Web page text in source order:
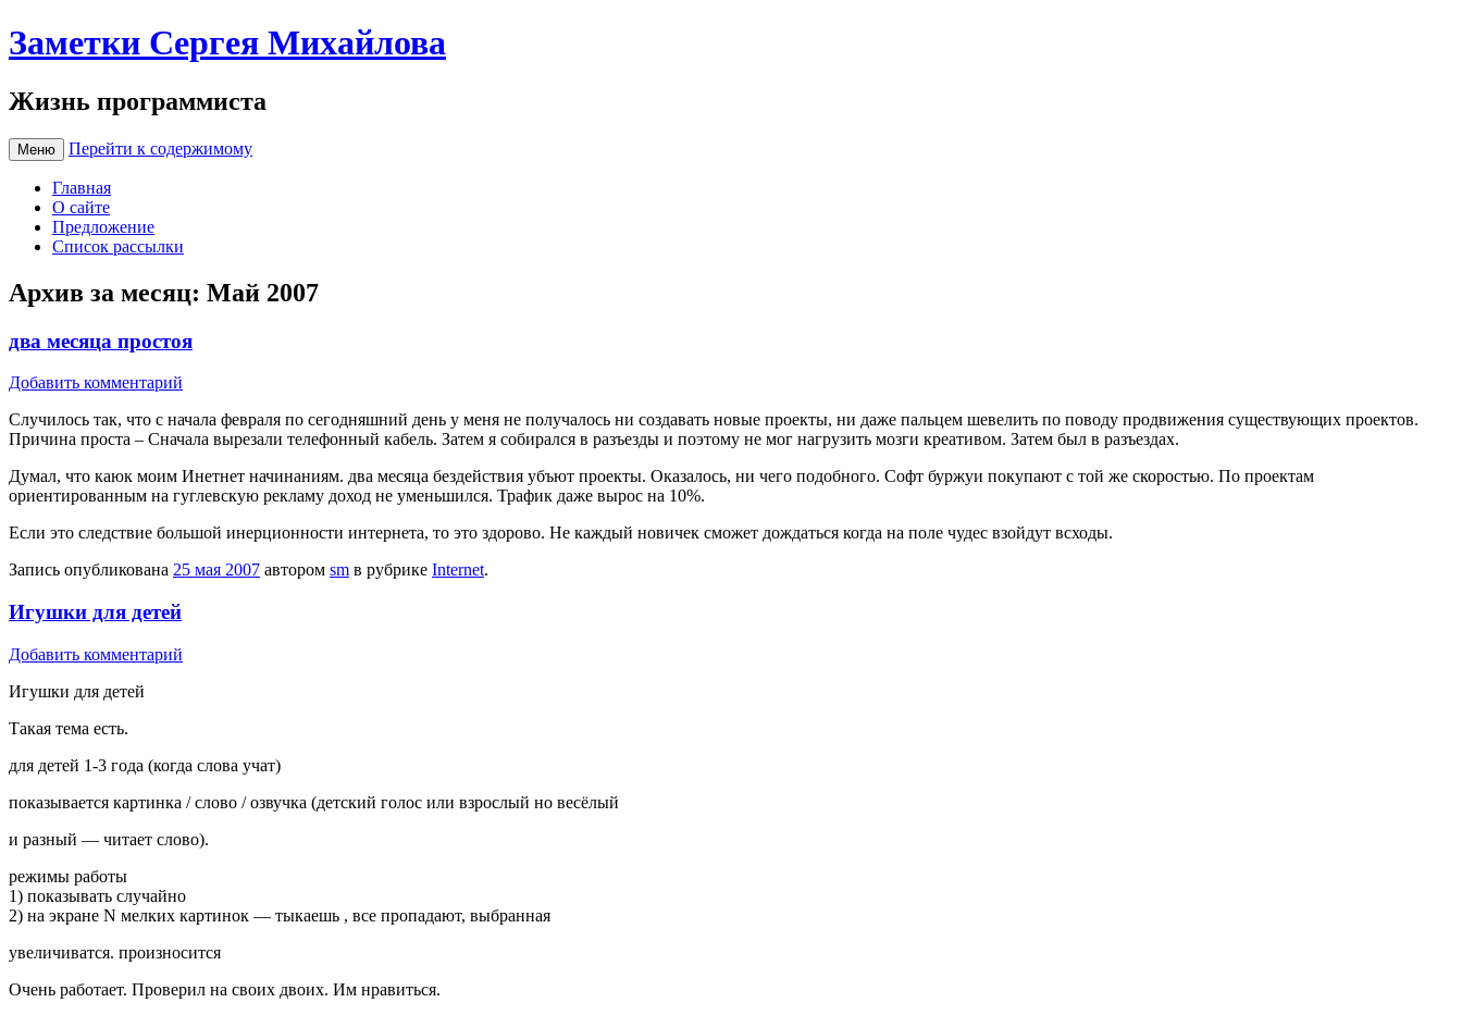
Заметки Сергея Михайлова
Жизнь программиста
Меню Перейти к содержимому
Главная
О сайте
Предложение
Список рассылки
Архив за месяц: Май 2007
два месяца простоя
Добавить комментарий
Случилось так, что с начала февраля по сегодняшний день у меня не получалось ни создавать новые проекты, ни даже пальцем шевелить по поводу продвижения существующих проектов.
Причина проста – Сначала вырезали телефонный кабель. Затем я собирался в разъезды и поэтому не мог нагрузить мозги креативом. Затем был в разъездах.
Думал, что каюк моим Инетнет начинаниям. два месяца бездействия убъют проекты. Оказалось, ни чего подобного. Софт буржуи покупают с той же скоростью. По проектам
ориентированным на гуглевскую рекламу доход не уменьшился. Трафик даже вырос на 10%.
Если это следствие большой инерционности интернета, то это здорово. Не каждый новичек сможет дождаться когда на поле чудес взойдут всходы.
Запись опубликована 25 мая 2007 автором sm в рубрике Internet.
Игушки для детей
Добавить комментарий
Игушки для детей
Такая тема есть.
для детей 1-3 года (когда слова учат)
показывается картинка / слово / озвучка (детский голос или взрослый но весёлый
и разный — читает слово).
режимы работы
1) показывать случайно
2) на экране N мелких картинок — тыкаешь , все пропадают, выбранная
увеличиватся. произносится
Очень работает. Проверил на своих двоих. Им нравиться.